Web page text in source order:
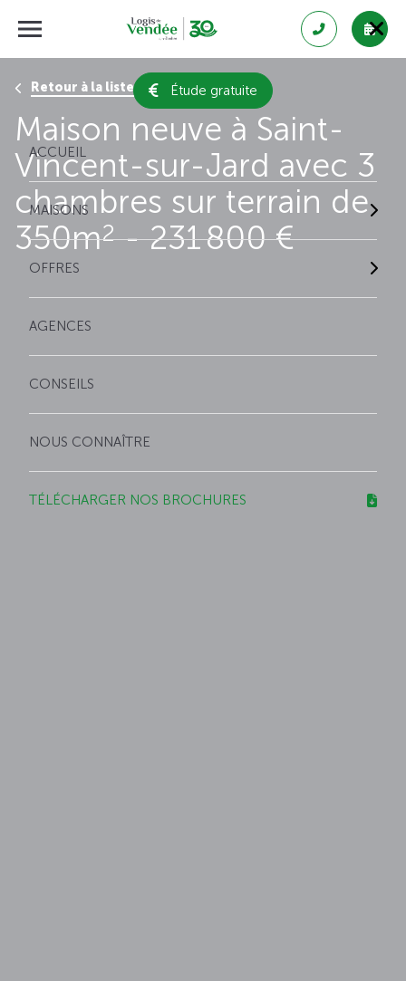
Étude gratuite
ACCUEIL
MAISONS
OFFRES
AGENCES
CONSEILS
NOUS CONNAÎTRE
TÉLÉCHARGER NOS BROCHURES
Retour à la liste des résultats
Maison neuve à Saint-
Vincent-sur-Jard avec 3
chambres sur terrain de
350m2- 231 800 €